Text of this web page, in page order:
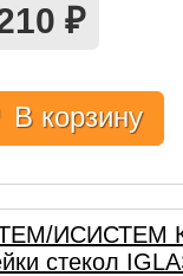
₽
В корзину
ИСИСТЕМ
стекол